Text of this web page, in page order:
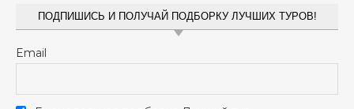
ПОДПИШИСЬ И ПОЛУЧАЙ ПОДБОРКУ ЛУЧШИХ ТУРОВ!
Email